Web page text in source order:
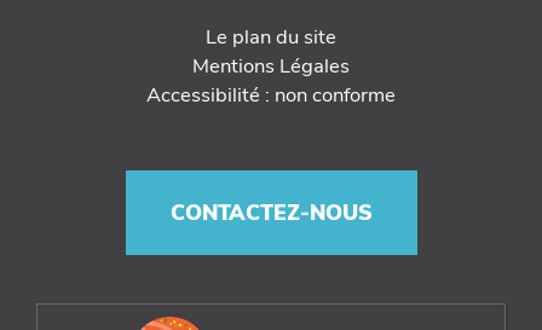
Le plan du site
Mentions Légales
Accessibilité : non conforme
CONTACTEZ-NOUS